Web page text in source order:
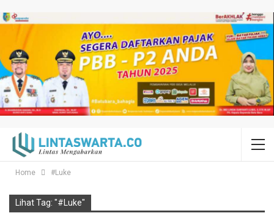
Home #Luke
Lihat Tag: "#Luke"